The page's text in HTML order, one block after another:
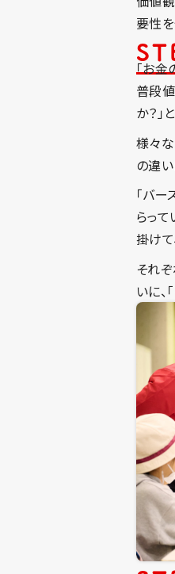
要性
「お
普段
か？
様々な
の違
「バ
らっ
掛け
それ
いに